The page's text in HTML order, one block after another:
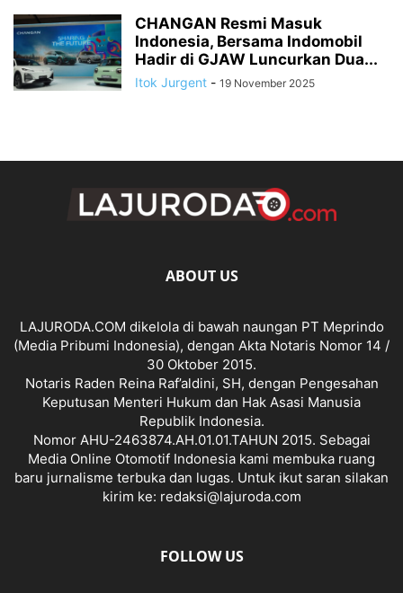
CHANGAN Resmi Masuk
Indonesia, Bersama Indomobil
Hadir di GJAW Luncurkan Dua...
Itok Jurgent - 19 November 2025
ABOUT US
LAJURODA.COM dikelola di bawah naungan PT Meprindo
(Media Pribumi Indonesia), dengan Akta Notaris Nomor 14 /
30 Oktober 2015.
Notaris Raden Reina Raf’aldini, SH, dengan Pengesahan
Keputusan Menteri Hukum dan Hak Asasi Manusia
Republik Indonesia.
Nomor AHU-2463874.AH.01.01.TAHUN 2015. Sebagai
Media Online Otomotif Indonesia kami membuka ruang
baru jurnalisme terbuka dan lugas. Untuk ikut saran silakan
kirim ke: redaksi@lajuroda.com
FOLLOW US